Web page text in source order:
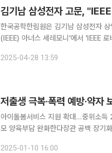
김기남 삼성전자 고문,
한국공학한림원은 김기남 삼성전자
(IEEE) 아너스 세레모니'에서 'IEEE 로버
2025-04-28 13:59
저출생 극복·폭력 예방·약
아이돌봄서비스 지원 확대…중위소
모 양육부담 완화한다장관 공백 장기화…여가
2025-01-10 16:00